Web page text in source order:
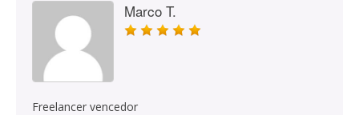
Marco T.
Freelancer vencedor